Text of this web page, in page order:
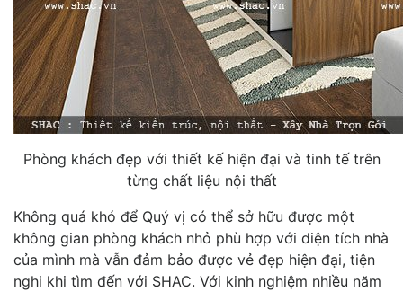
Phòng khách đẹp với thiết kế hiện đại và tinh tế trên
từng chất liệu nội thất
Không quá khó để Quý vị có thể sở hữu được một
không gian phòng khách nhỏ phù hợp với diện tích nhà
của mình mà vẫn đảm bảo được vẻ đẹp hiện đại, tiện
nghi khi tìm đến với SHAC. Với kinh nghiệm nhiều năm